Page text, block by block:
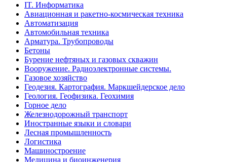
IT. Информатика
Авиационная и ракетно-космическая техника
Автоматизация
Автомобильная техника
Арматура. Трубопроводы
Бетоны
Бурение нефтяных и газовых скважин
Вооружение. Радиоэлектронные системы.
Газовое хозяйство
Геодезия. Картография. Маркшейдерское дело
Геология. Геофизика. Геохимия
Горное дело
Железнодорожный транспорт
Иностранные языки и словари
Лесная промышленность
Логистика
Машиностроение
Медицина и биоинженерия